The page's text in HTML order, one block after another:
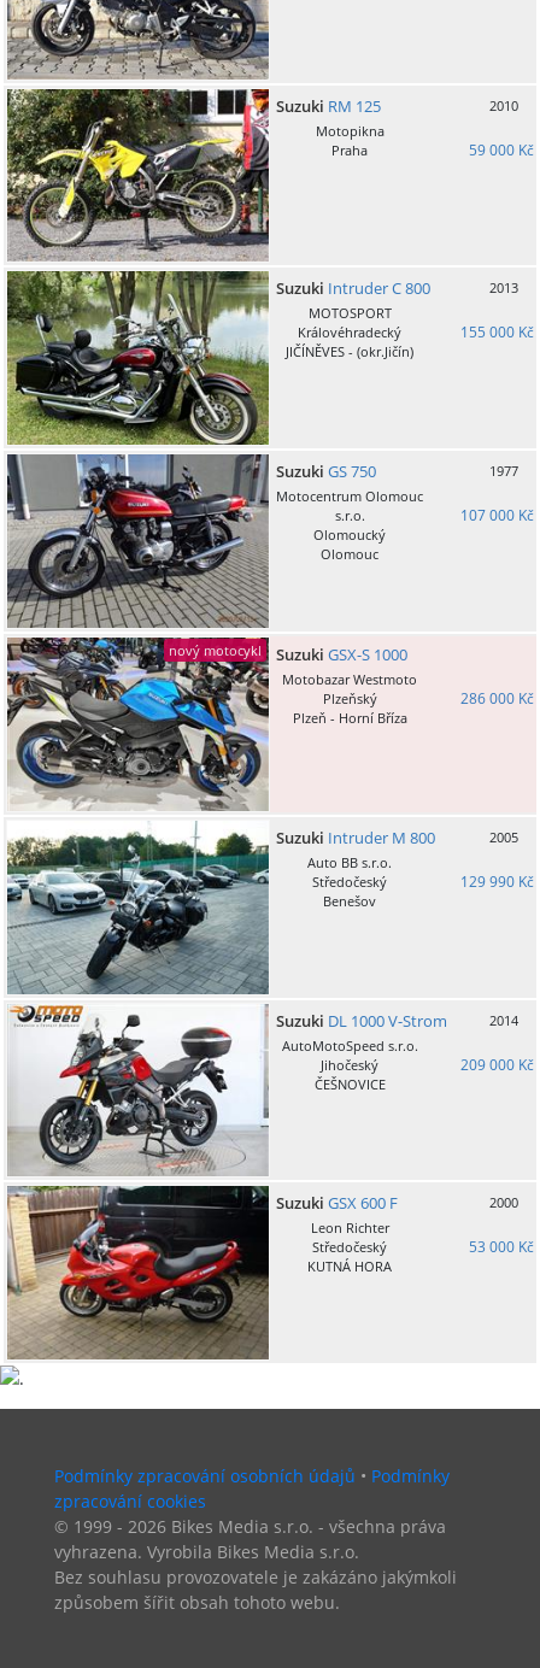
Suzuki RM 125
2010
Motopikna
Praha
59 000 Kč
Suzuki Intruder C 800
2013
MOTOSPORT
Královéhradecký
JIČÍNĚVES - (okr.Jičín)
155 000 Kč
Suzuki GS 750
1977
Motocentrum Olomouc
s.r.o.
Olomoucký
Olomouc
107 000 Kč
nový motocykl Suzuki GSX-S 1000
Motobazar Westmoto
Plzeňský
Plzeň - Horní Bříza
286 000 Kč
Suzuki Intruder M 800
2005
Auto BB s.r.o.
Středočeský
Benešov
129 990 Kč
Suzuki DL 1000 V-Strom
2014
AutoMotoSpeed s.r.o.
Jihočeský
ČEŠNOVICE
209 000 Kč
Suzuki GSX 600 F
2000
Leon Richter
Středočeský
KUTNÁ HORA
53 000 Kč
Podmínky zpracování osobních údajů • Podmínky
zpracování cookies
© 1999 - 2026 Bikes Media s.r.o. - všechna práva
vyhrazena. Vyrobila Bikes Media s.r.o.
Bez souhlasu provozovatele je zakázáno jakýmkoli
způsobem šířit obsah tohoto webu.